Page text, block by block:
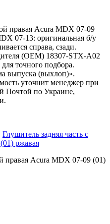
правая Acura MDX 07-09
07-13: оригинальная б/у
справа, сзади.
(OEM) 18307-STX-A02
точного подбора.
выпуска (выхлоп)».
уточнит менеджер при
Почтой по Украине,
Глушитель задняя часть с
ржавая
правая Acura MDX 07-09 (01)